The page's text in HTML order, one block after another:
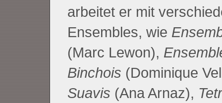
arbeitet er mit
Ensembles, wie
(Marc Lewon),
Binchois (Dominique
Suavis (Ana Arnaz),